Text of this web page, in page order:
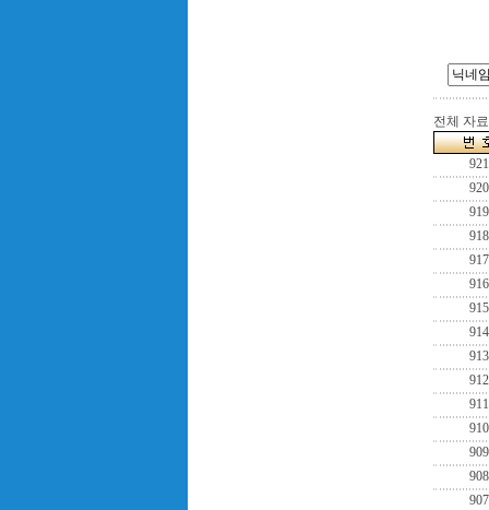
전체 자
921
920
919
918
917
916
915
914
913
912
911
910
909
908
907